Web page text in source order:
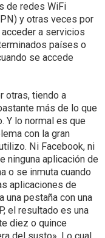
de redes WiFi
y otras veces por
a servicios
países o
se accede
otras, tiendo a
más de lo que
Y lo normal es que
con la gran
Ni Facebook, ni
ninguna aplicación de
o se inmuta cuando
aplicaciones de
una pestaña con una
el resultado es una
diez o quince